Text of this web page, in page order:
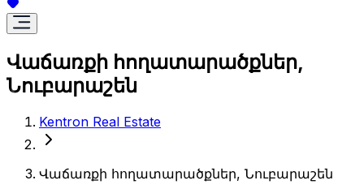
Վաճառքի հողատարածքներ,
Նուբարաշեն
Kentron Real Estate
Վաճառքի հողատարածքներ, Նուբարաշեն